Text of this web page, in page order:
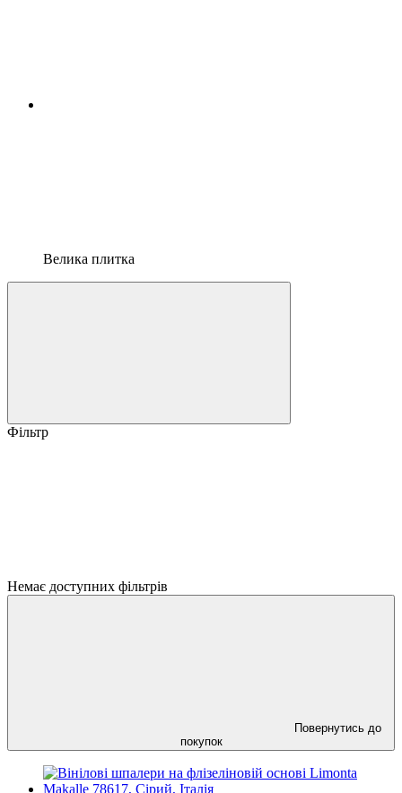
Велика плитка
Фільтр
Немає доступних фільтрів
Повернутись до
покупок